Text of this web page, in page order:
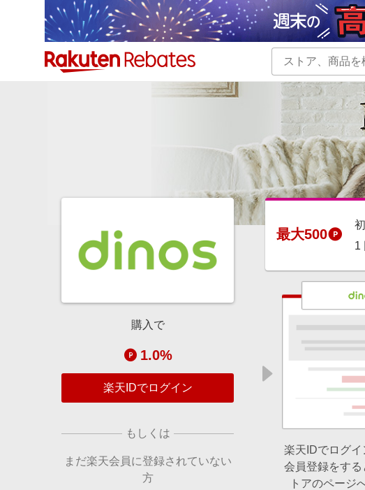
イベント一覧
購入で
1.0%
楽天IDでログイン
もしくは
まだ楽天会員に登録されていない
方
最大500
1
楽天IDでログ
会員登録をする
トアのページ